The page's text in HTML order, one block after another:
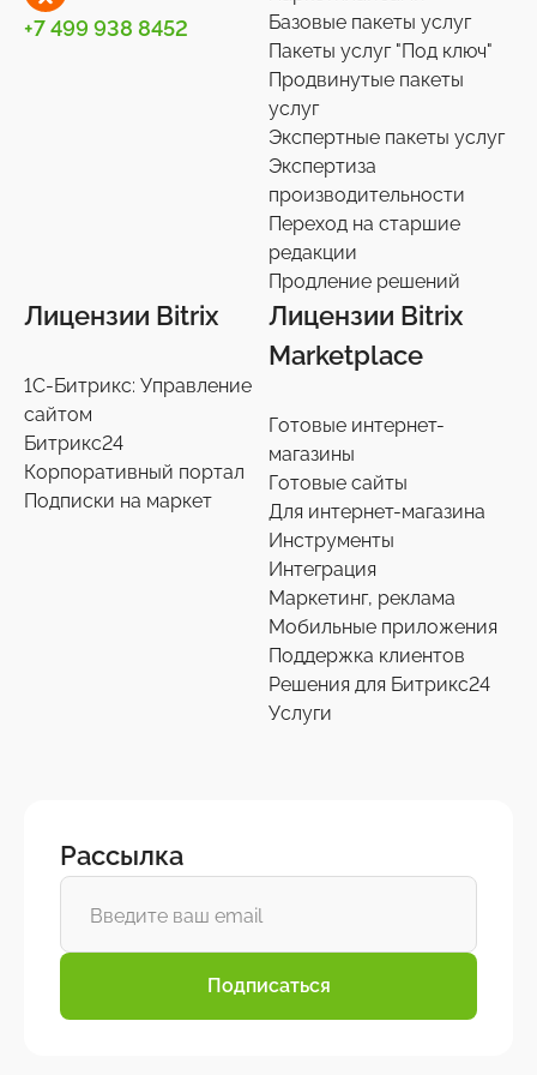
Телефония3
Настройки интеграций с маркетплайсами
Экспертиза производительности
Переход на старшие редакции8
+7 499 938 8452
Базовые пакеты услуг
Пакеты услуг "Под ключ"
Продвинутые пакеты
услуг
Экспертные пакеты услуг
Экспертиза
производительности
Переход на старшие
редакции
Продление решений
Лицензии Bitrix
1С-Битрикс: Управление
сайтом
Битрикс24
Корпоративный портал
Подписки на маркет
Лицензии Bitrix
Marketplace
Готовые интернет-
магазины
Готовые сайты
Для интернет-магазина
Инструменты
Интеграция
Маркетинг, реклама
Мобильные приложения
Поддержка клиентов
Решения для Битрикс24
Услуги
Рассылка
Подписаться